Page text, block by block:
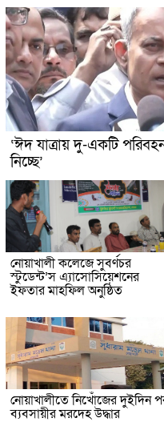
‘ঈদ যাত্রায় দু-একটি
নিচ্ছে’
নোয়াখালী কলেজে সুবর্ণচর
স্টুডেন্ট’স এ্যাসোসিয়েশনের
ইফতার মাহফিল অনুষ্ঠিত
নোয়াখালীতে নিখোঁজের দুইদিন
ব্যবসায়ীর মরদেহ উদ্ধার